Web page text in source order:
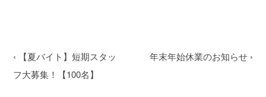
年末年始休業のお知らせ›
‹
【夏バイト】短期スタッ
フ大募集！【100名】